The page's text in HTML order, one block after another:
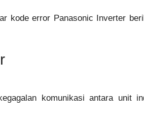
kode error Panasonic Inverter
komunikasi antara unit